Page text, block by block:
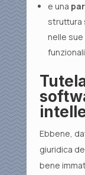
e una
struttura
nelle
Ebbene,
giuridica
bene